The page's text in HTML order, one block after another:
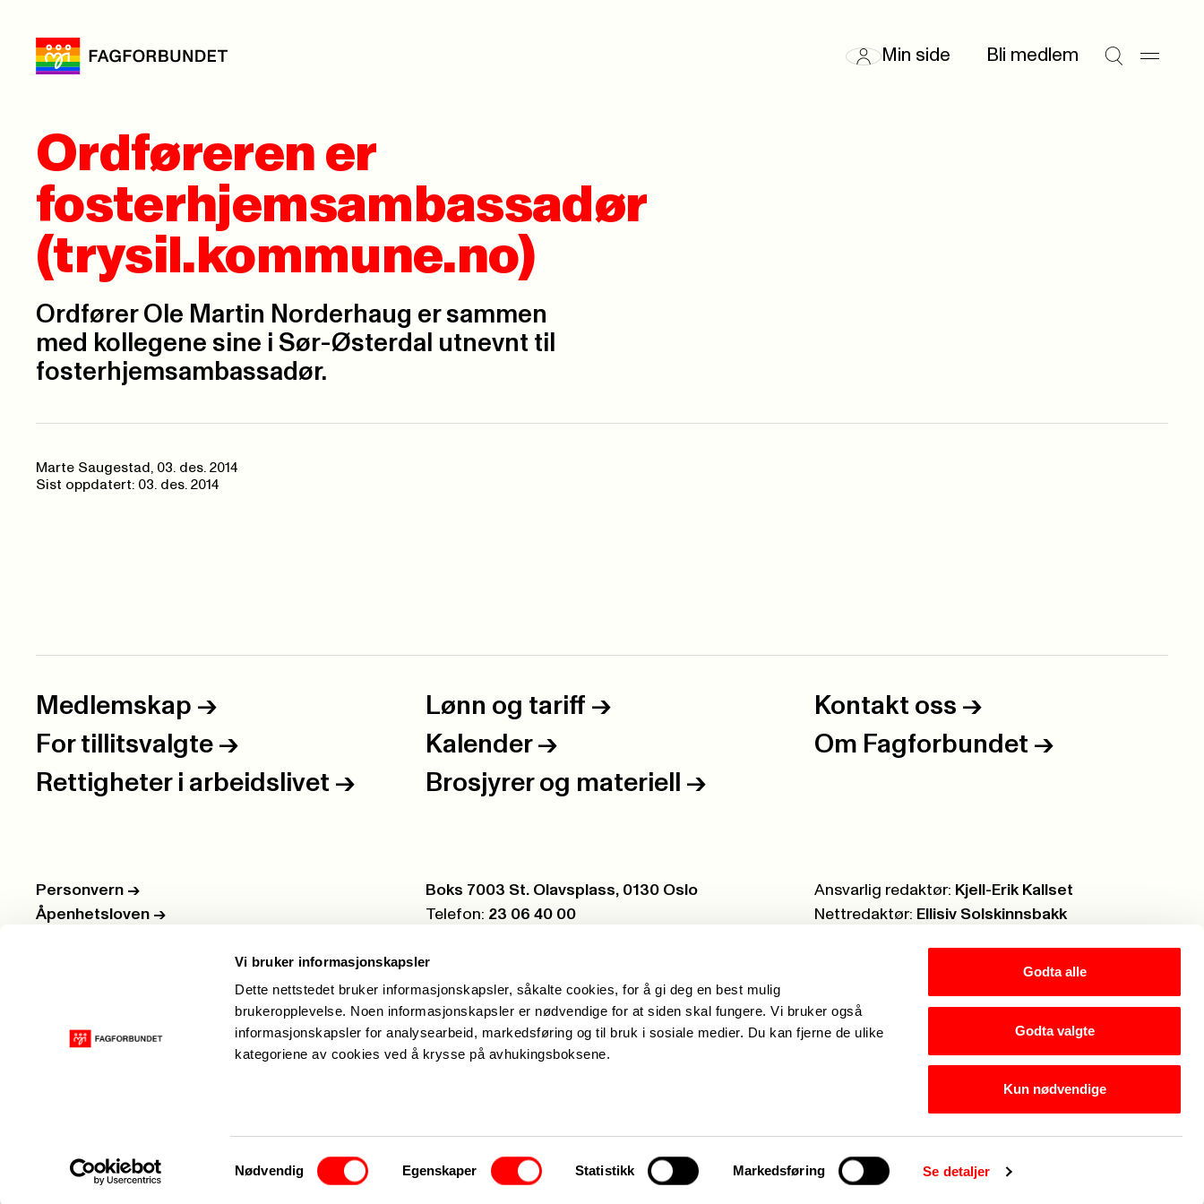
Vi bruker informasjonskapsler
Dette nettstedet bruker informasjonskapsler, såkalte cookies, for å gi deg en best mulig
brukeropplevelse. Noen informasjonskapsler er nødvendige for at siden skal fungere. Vi bruker også
informasjonskapsler for analysearbeid, markedsføring og til bruk i sosiale medier. Du kan fjerne de ulike
kategoriene av cookies ved å krysse på avhukingsboksene.
Samtykkevalg
Nødvendig Egenskaper Statistikk Markedsføring Se detaljer
Godta alle
Godta valgte
Kun nødvendige
Min side Bli medlem
Ordføreren er
fosterhjemsambassadør
(trysil.kommune.no)
Ordfører Ole Martin Norderhaug er sammen
med kollegene sine i Sør-Østerdal utnevnt til
fosterhjemsambassadør.
Marte Saugestad, 03. des. 2014
Sist oppdatert: 03. des. 2014
Hei, jeg er Fagforbundets chatbot. Hva kan jeg
Medlemskap -> Lønn og tariff -> Kontakt oss ->
For tillitsvalgte -> Kalender -> Om Fagforbundet ->
Rettigheter i arbeidslivet -> Brosjyrer og materiell ->
Personvern ->
Åpenhetsloven ->
Postboks:
Boks 7003 St. Olavsplass, 0130 Oslo
Telefon: 23 06 40 00
Ansvarlig redaktør: Kjell-Erik Kallset
Nettredaktør: Ellisiv Solskinnsbakk